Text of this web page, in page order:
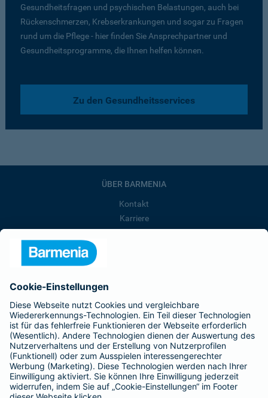
Gesundheitsfragen und psychischen Belastungen, auch bei
Rückenschmerzen, Krebserkrankungen und sogar zu Fragen
rund um die Pflege - hier finden Sie Ansprechpartner und
Gesundheitsprogramme, die Ihnen helfen können.
Zu den Gesundheitsservices
ÜBER BARMENIA
Kontakt
Karriere
Barmenia ist Teil der BarmeniaGothaer
BELIEBTE SEITEN
Kranken-Zusatzversicherung
Tierversicherungen
Haftpflichtversicherung
Hausratversicherung